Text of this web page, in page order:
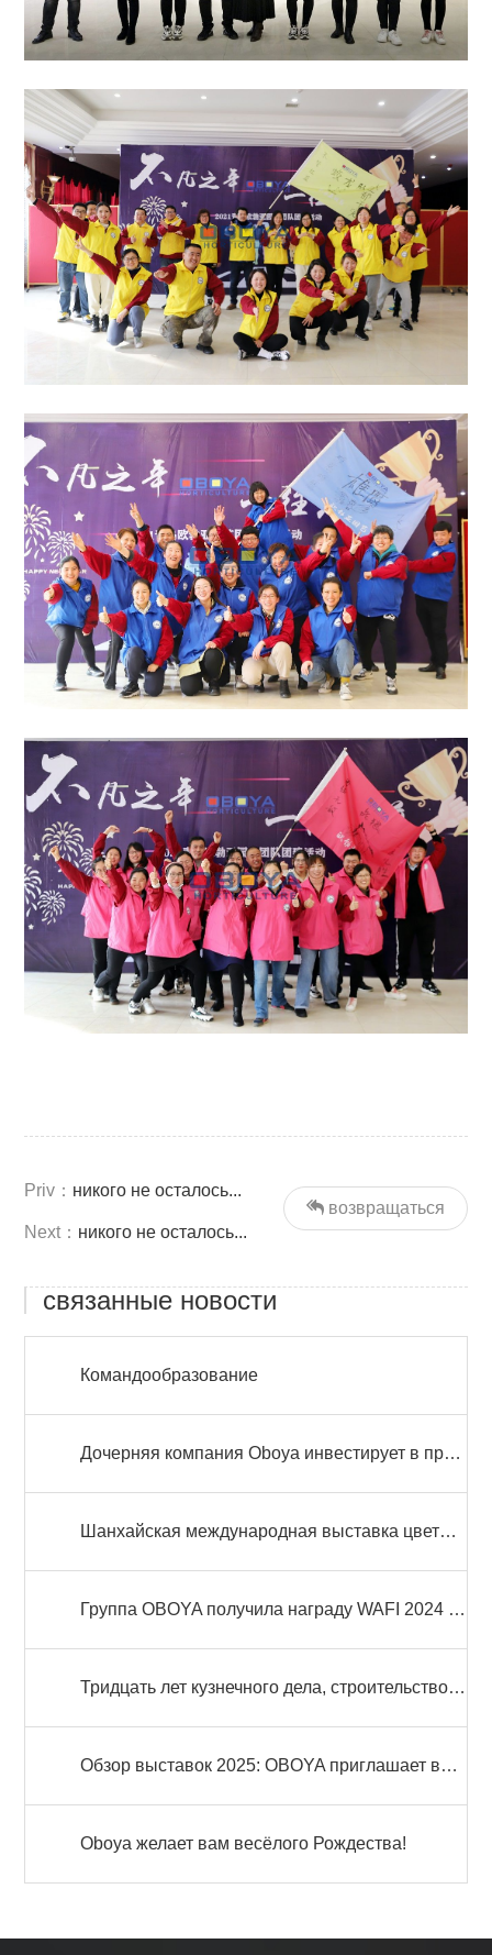
возвращаться
Priv： никого не осталось...
Next： никого не осталось...
связанные новости
Командообразование
Дочерняя компания Oboya инвестирует в производство солнечной фотоэлектрической энергии
Шанхайская международная выставка цветов и садоводства
Группа OBOYA получила награду WAFI 2024 в области инноваций и активно участвовала в марафоне WAFI RUN 2024 по низкоуглеродистой деятельности
Тридцать лет кузнечного дела, строительство новых мечтаний – видео годового собрания 2025 года
Обзор выставок 2025: OBOYA приглашает вас на ключевые отраслевые мероприятия
Оboya желает вам весёлого Рождества!